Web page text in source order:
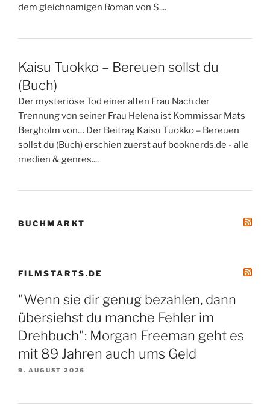
dem gleichnamigen Roman von S....
Kaisu Tuokko – Bereuen sollst du
(Buch)
Der mysteriöse Tod einer alten Frau Nach der
Trennung von seiner Frau Helena ist Kommissar Mats
Bergholm von… Der Beitrag Kaisu Tuokko – Bereuen
sollst du (Buch) erschien zuerst auf booknerds.de - alle
medien & genres....
BUCHMARKT
FILMSTARTS.DE
"Wenn sie dir genug bezahlen, dann
übersiehst du manche Fehler im
Drehbuch": Morgan Freeman geht es
mit 89 Jahren auch ums Geld
9. AUGUST 2026